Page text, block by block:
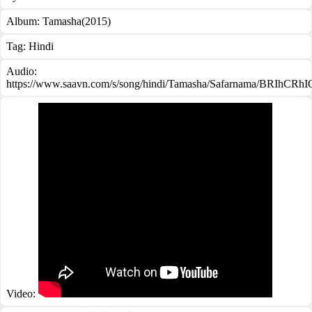
Album: Tamasha(2015)
Tag: Hindi
Audio:
https://www.saavn.com/s/song/hindi/Tamasha/Safarnama/
Video: